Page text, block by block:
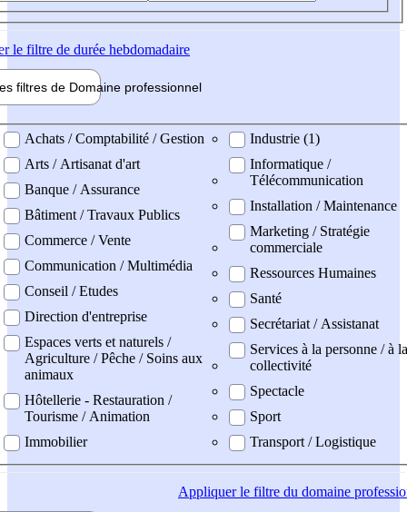
le filtre de durée hebdomadaire
filtres de Domaine professionnel
professionel
Achats / Comptabilité / Gestion
Arts / Artisanat d'art
Banque / Assurance
Bâtiment / Travaux Publics
Commerce / Vente
Communication / Multimédia
Conseil / Etudes
Direction d'entreprise
Espaces verts et naturels /
Agriculture / Pêche / Soins aux
animaux
Hôtellerie - Restauration /
Tourisme / Animation
Immobilier
Industrie (1)
Informatique /
Télécommunication
Installation / Maintenance
Marketing / Stratégie
commerciale
Ressources Humaines
Santé
Secrétariat / Assistanat
Services à la personne / à la
collectivité
Spectacle
Sport
Transport / Logistique
Appliquerle filtre du domaine